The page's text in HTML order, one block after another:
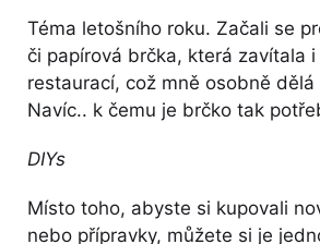
Téma letošního roku. Začali se
či papírová brčka, která zavítala
restaurací, což mně osobně
Navíc.. k čemu je brčko tak
DIYs
Místo toho, abyste si kupovali
nebo přípravky, můžete si je